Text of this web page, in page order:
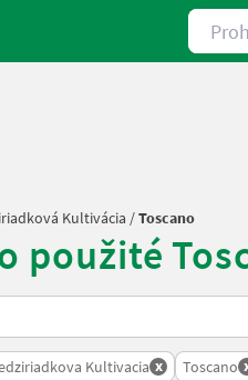
Kultivácia /Toscano
použité
Kultivacia x Toscano